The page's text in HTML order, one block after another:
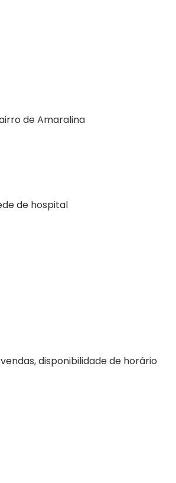
de Amaralina
de hospital
disponibilidade de horário